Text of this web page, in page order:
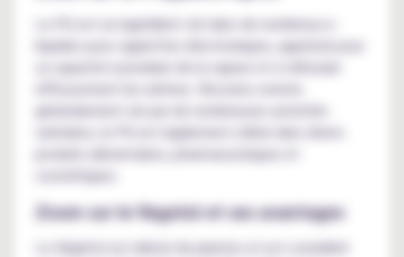
Le PG est un ingrédient clé dans de nombreux e-
liquides pour cigarettes électroniques, apprécié pour
sa capacité à produire de la vapeur et à véhiculer
généralement sûr par de nombreuses autorités
sanitaires, le PG est également utilisé dans divers
Zoom sur le Vegetol et ses avantages
Le Végétol est dérivé de plantes et est considéré